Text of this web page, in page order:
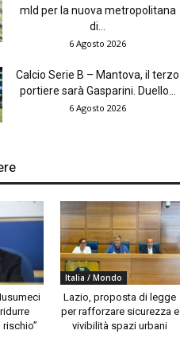
mld per la nuova metropolitana
di...
6 Agosto 2026
Calcio Serie B – Mantova, il terzo
portiere sarà Gasparini. Duello...
6 Agosto 2026
Italia / Mondo
Lazio, proposta di legge
per rafforzare sicurezza e
vivibilità spazi urbani